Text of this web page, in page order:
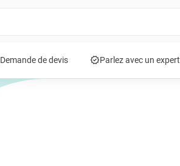
Demande de devis verifiedParlez avec un expert